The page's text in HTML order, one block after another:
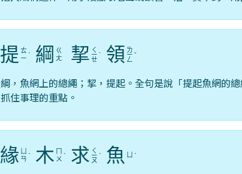
提 ㄊ
ㄧ ˊ 綱 ㄍ
ㄤ
挈 ㄑ
ㄧ
ㄝ
ˋ 領 ㄌ
ㄧ
ㄥ
ˇ
綱，魚網上的總繩；挈，提起。全句是說「提起魚網的
抓住事理的重點。
緣 ㄢ ˊ 木 ㄇ
ㄨ ˋ 求 ㄑ
ㄧ
ㄡ
ˊ 魚 ˊ